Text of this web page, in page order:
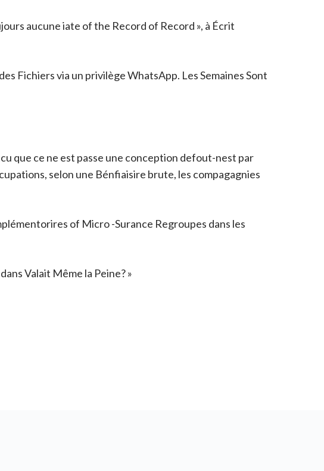
aucune iate of the Record of Record », à Écrit
Fichiers via un privilège WhatsApp. Les Semaines Sont
que ce ne est passe une conception defout-nest par
selon une Bénfiaisire brute, les compagagnies
of Micro -Surance Regroupes dans les
Valait Même la Peine? »